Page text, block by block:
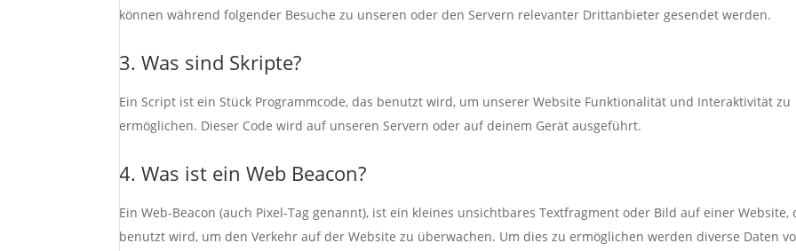
können während folgender Besuche zu unseren oder den Servern relevanter Drittanbieter gesendet werden.
3. Was sind Skripte?
Ein Script ist ein Stück Programmcode, das benutzt wird, um unserer Website Funktionalität und Interaktivität zu
ermöglichen. Dieser Code wird auf unseren Servern oder auf deinem Gerät ausgeführt.
4. Was ist ein Web Beacon?
Ein Web-Beacon (auch Pixel-Tag genannt), ist ein kleines unsichtbares Textfragment oder Bild auf einer Website,
benutzt wird, um den Verkehr auf der Website zu überwachen. Um dies zu ermöglichen werden diverse Daten